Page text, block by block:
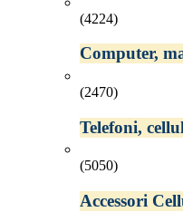
(4224)
Computer,
(2470)
Telefoni,
(5050)
Accessori